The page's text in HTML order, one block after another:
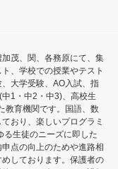
茂、関、各務原にて、集
、学校での授業やテスト
大学受験、AO入試、指
1・中2・中3)、高校生
教育機関です。国語、数
おり、楽しいプログラミ
る生徒のニーズに即した
点の向上のためや進路相
しております。保護者の